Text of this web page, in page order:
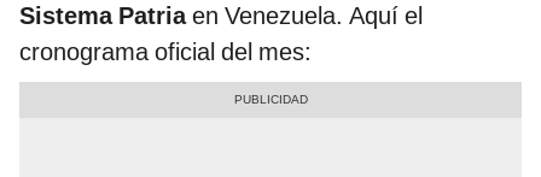
Sistema Patriaen Venezuela. Aquí el
cronograma oficial del mes: